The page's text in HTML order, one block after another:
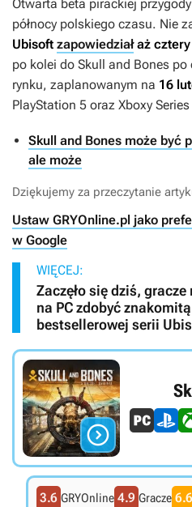
Otwarta beta pirackiej
północy polskiego czasu. Nie
Ubisoft zapowiedziałaż cztery
po kolei do Skull and Bones po
rynku, zaplanowanym na 16
PlayStation 5 oraz Xboxy Series
Skull and Bones może być
ale może
Dziękujemy za przeczytanie
Ustaw GRYOnline.pl jako
w Google
WIĘCEJ:
Zaczęło się dziś,
na PC zdobyć
bestsellerowej serii

3.6 GRYOnline 4.9 Gracze 6.6